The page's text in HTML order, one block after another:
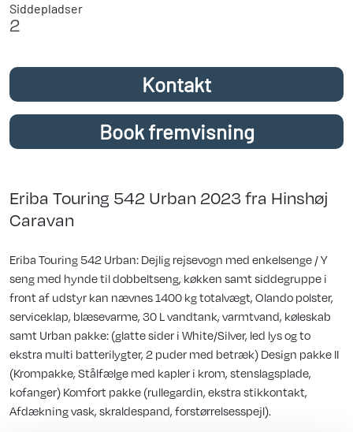
Siddepladser
2
Kontakt
Book fremvisning
Eriba Touring 542 Urban 2023 fra Hinshøj
Caravan
Eriba Touring 542 Urban: Dejlig rejsevogn med enkelsenge / Y
seng med hynde til dobbeltseng, køkken samt siddegruppe i
front af udstyr kan nævnes 1400 kg totalvægt, Olando polster,
serviceklap, blæsevarme, 30 L vandtank, varmtvand, køleskab
samt Urban pakke: (glatte sider i White/Silver, led lys og to
ekstra multi batterilygter, 2 puder med betræk) Design pakke II
(Krompakke, Stålfælge med kapler i krom, stenslagsplade,
kofanger) Komfort pakke (rullegardin, ekstra stikkontakt,
Afdækning vask, skraldespand, forstørrelsesspejl).